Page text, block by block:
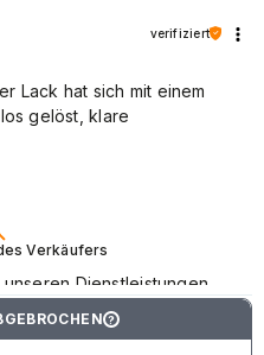
Mit freundlichen Grüßen
Verkäufers
Dienstleistungen
uns, dass es diesmal
verifiziert
Lack hat sich mit einem
gelöst, klare
?